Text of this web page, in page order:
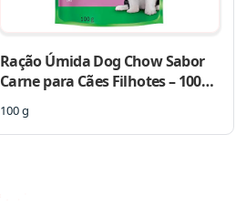
Ração Úmida Dog Chow Sabor
Carne para Cães Filhotes – 100g
100 g